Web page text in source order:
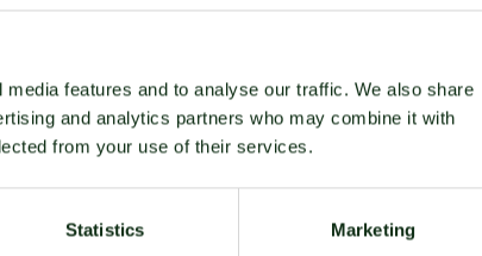
features and to analyse our traffic. We also share
and analytics partners who may combine it with
from your use of their services.
Statistics Marketing
Laat de natuurlijke schoonheid van hout stralen in je
Ontdek